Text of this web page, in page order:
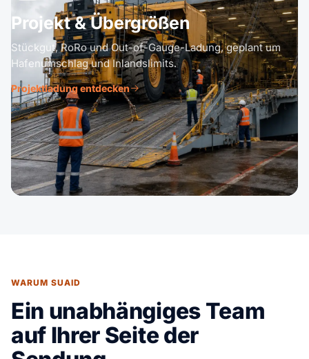
Projekt & Übergrößen
Stückgut, RoRo und Out-of-Gauge-Ladung, geplant um
Hafenumschlag und Inlandslimits.
Projektladung entdecken
WARUM SUAID
Ein unabhängiges Team
auf Ihrer Seite der